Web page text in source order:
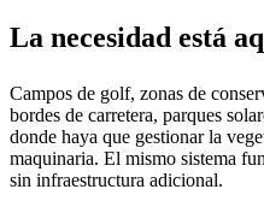
La necesidad está
Campos de golf, zonas de
bordes de carretera, parques
donde haya que gestionar la
maquinaria. El mismo sistema
sin infraestructura adicional.